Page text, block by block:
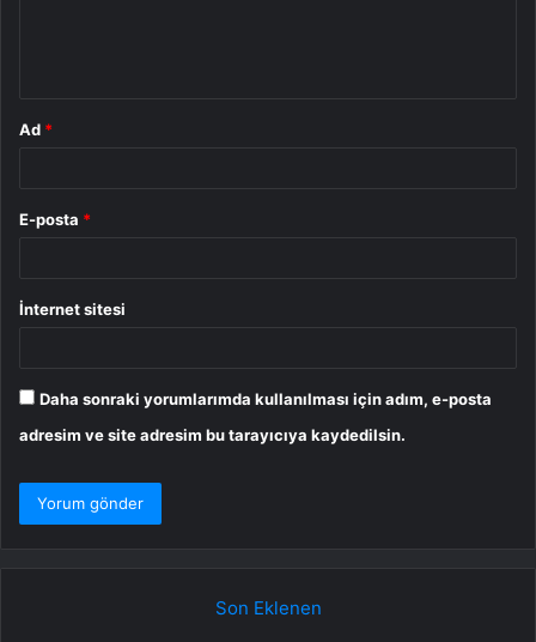
Ad *
E-posta *
İnternet sitesi
Daha sonraki yorumlarımda kullanılması için adım, e-posta
adresim ve site adresim bu tarayıcıya kaydedilsin.
Son Eklenen